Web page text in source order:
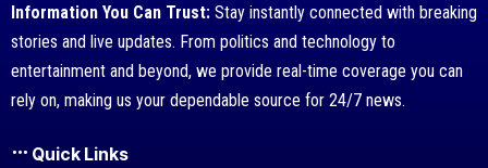
Information You Can Trust: Stay instantly connected with breaking
stories and live updates. From politics and technology to
entertainment and beyond, we provide real-time coverage you can
rely on, making us your dependable source for 24/7 news.
Quick Links